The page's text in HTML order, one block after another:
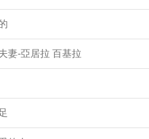
妻-亞居拉 百基拉